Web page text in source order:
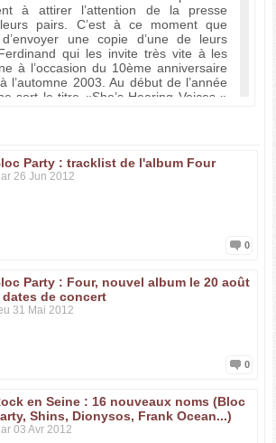
à attirer l’attention de la presse
pairs. C’est à ce moment que
une copie d’une de leurs
qui les invite très vite à les
à l’occasion du 10ème anniversaire
l’automne 2003. Au début de l’année
sort le titre «She’s Hearing Voices »
Bloc Party signe chez Wichita pour
album au Royaume-Uni et chez
américaine. Le groupe passe
l’année à enregistrer et à faire des
opus , «Silent Alarm » voit le jour
est au rendez-vous. Profitant de leur
le groupe sort ensuite «Silent Alarm
Helicopter. « A Weekend in the City
EP
EP
Remixed
Party : tracklist de l'album Four
26 Jun 2012
0
Party : Four, nouvel album le 20 août
dates de concert
31 Mai 2012
0
en Seine : 16 nouveaux noms (Bloc
Shins, Dionysos, Frank Ocean...)
03 Avr 2012